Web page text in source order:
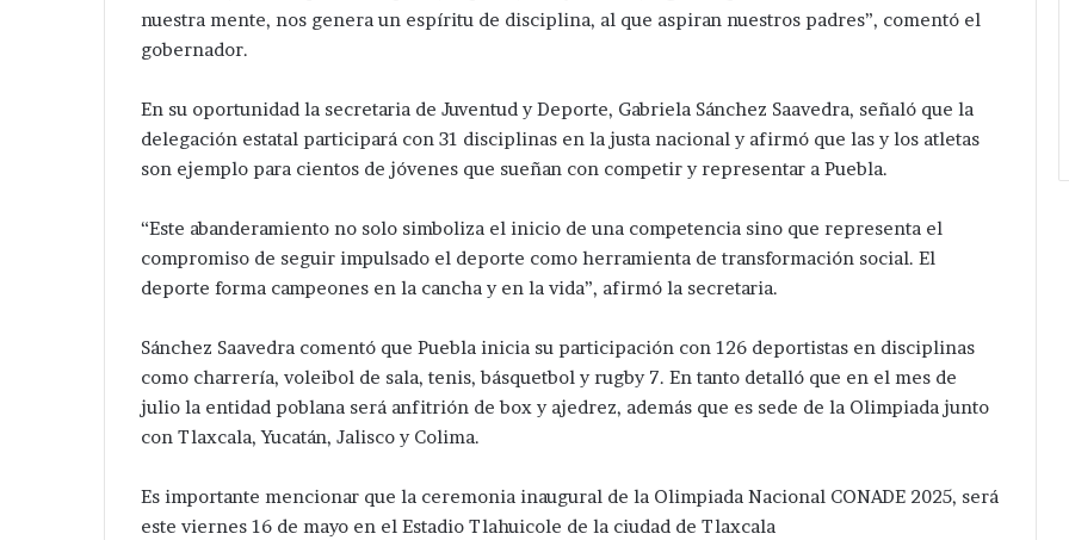
nuestra mente, nos genera un espíritu de disciplina, al que aspiran nuestros padres”, comentó el
gobernador.
En su oportunidad la secretaria de Juventud y Deporte, Gabriela Sánchez Saavedra, señaló que la
delegación estatal participará con 31 disciplinas en la justa nacional y afirmó que las y los atletas
son ejemplo para cientos de jóvenes que sueñan con competir y representar a Puebla.
“Este abanderamiento no solo simboliza el inicio de una competencia sino que representa el
compromiso de seguir impulsado el deporte como herramienta de transformación social. El
deporte forma campeones en la cancha y en la vida”, afirmó la secretaria.
Sánchez Saavedra comentó que Puebla inicia su participación con 126 deportistas en disciplinas
como charrería, voleibol de sala, tenis, básquetbol y rugby 7. En tanto detalló que en el mes de
julio la entidad poblana será anfitrión de box y ajedrez, además que es sede de la Olimpiada junto
con Tlaxcala, Yucatán, Jalisco y Colima.
Es importante mencionar que la ceremonia inaugural de la Olimpiada Nacional CONADE 2025, será
este viernes 16 de mayo en el Estadio Tlahuicole de la ciudad de Tlaxcala